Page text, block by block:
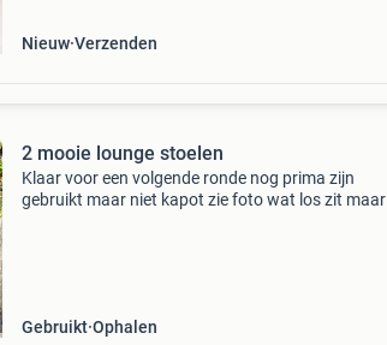
Nieuw Verzenden
2 mooie lounge stoelen
Klaar voor een volgende ronde nog prima zijn
gebruikt maar niet kapot zie foto wat los zit maar
Gebruikt Ophalen